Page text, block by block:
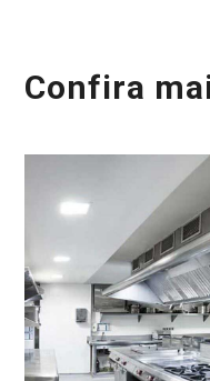
Confira